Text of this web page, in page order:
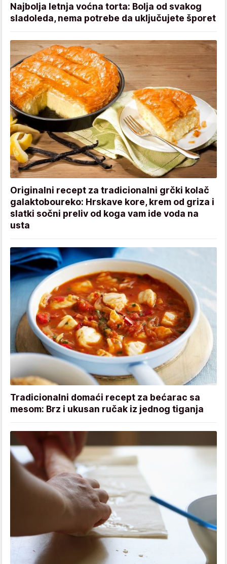
Najbolja letnja voćna torta: Bolja od svakog
sladoleda, nema potrebe da uključujete šporet
Originalni recept za tradicionalni grčki kolač
galaktoboureko: Hrskave kore, krem od griza i
slatki sočni preliv od koga vam ide voda na
usta
Tradicionalni domaći recept za bećarac sa
mesom: Brz i ukusan ručak iz jednog tiganja